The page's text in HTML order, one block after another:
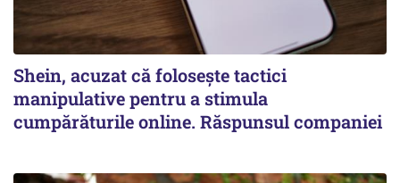
Shein, acuzat că folosește tactici
manipulative pentru a stimula
cumpărăturile online. Răspunsul companiei